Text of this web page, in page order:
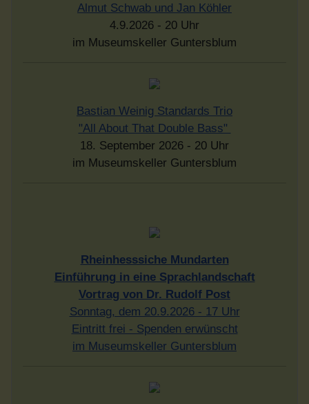
Almut Schwab und Jan Köhler
4.9.2026 - 20 Uhr
im Museumskeller Guntersblum
Bastian Weinig Standards Trio
"All About That Double Bass"
18. September 2026 - 20 Uhr
im Museumskeller Guntersblum
Rheinhesssiche Mundarten
Einführung in eine Sprachlandschaft
Vortrag von Dr. Rudolf Post
Sonntag, dem 20.9.2026 - 17 Uhr
Eintritt frei - Spenden erwünscht
im Museumskeller Guntersblum